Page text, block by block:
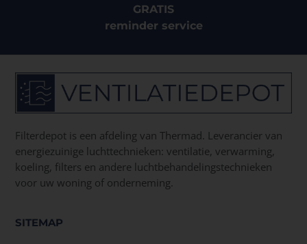
GRATIS
reminder service
Filterdepot is een afdeling van Thermad. Leverancier van
energiezuinige luchttechnieken: ventilatie, verwarming,
koeling, filters en andere luchtbehandelingstechnieken
voor uw woning of onderneming.
SITEMAP